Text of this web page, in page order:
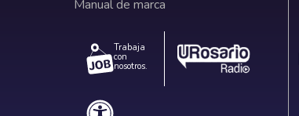
Manual de marca
Trabaja
con
nosotros.